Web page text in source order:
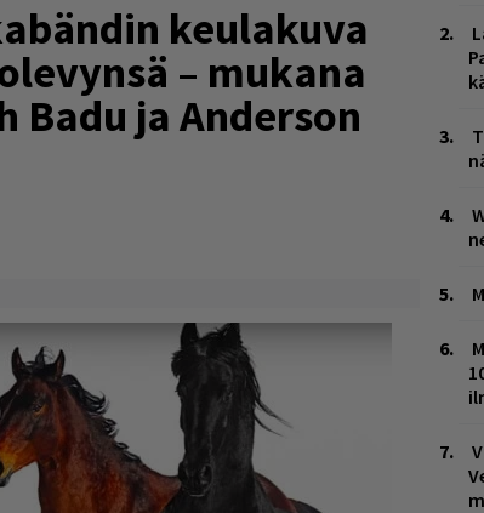
keulakuva
– mukana
Badu ja Anderson